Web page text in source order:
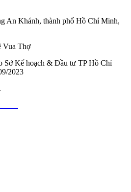
An Khánh, thành phố Hồ Chí Minh,
Vua Thợ
Sở Kế hoạch & Đầu tư TP Hồ Chí
2​0​2​3